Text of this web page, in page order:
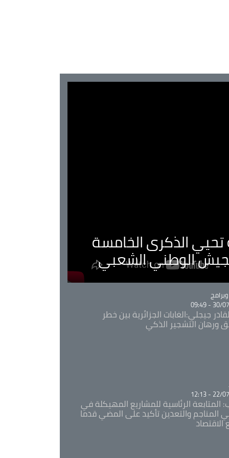
تحيي الذكرى الخامسة
الوطني الشعبي
30/07/
جيجلي:الغابات الجزائرية بين خطر
ورهان التشجير الذكي
22/07/
المتابعة الرئاسية للمشاريع المهيكلة في
المناجم والتعدين تأكيد على المضي قدما
الاقتصاد